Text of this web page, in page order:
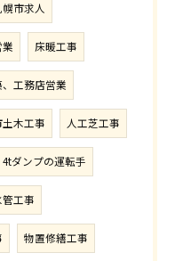
市求人
床暖工事
工務店営業
木工事 人工芝工事
4tダンプの運転手
工事
物置修繕工事